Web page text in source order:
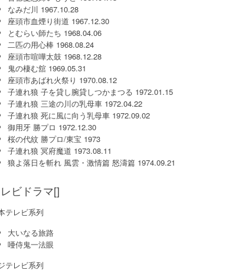
なみだ川 1967.10.28
座頭市血煙り街道 1967.12.30
とむらい師たち 1968.04.06
二匹の用心棒 1968.08.24
座頭市喧嘩太鼓 1968.12.28
鬼の棲む舘 1969.05.31
座頭市あばれ火祭り 1970.08.12
子連れ狼 子を貸し腕貸しつかまつる 1972.01.15
子連れ狼 三途の川の乳母車 1972.04.22
子連れ狼 死に風に向う乳母車 1972.09.02
御用牙 勝プロ 1972.12.30
桜の代紋 勝プロ/東宝 1973
子連れ狼 冥府魔道 1973.08.11
狼よ落日を斬れ 風雲・激情篇 怒濤篇 1974.09.21
ビドラマ[]
テレビ系列
大いなる旅路
唖侍鬼一法眼
テレビ系列